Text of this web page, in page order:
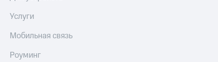
Услуги
Мобильная связь
Роуминг